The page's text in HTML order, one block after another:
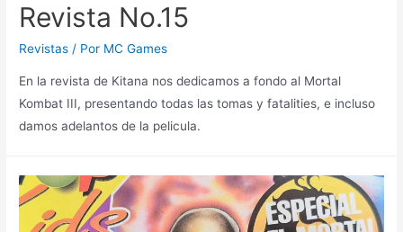
Revista No.15
Revistas / Por MC Games
En la revista de Kitana nos dedicamos a fondo al Mortal
Kombat III, presentando todas las tomas y fatalities, e incluso
damos adelantos de la pelicula.